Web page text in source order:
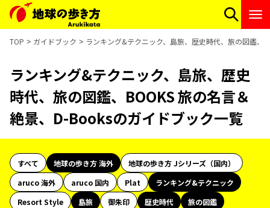
TOP ガイドブック ランキング&テクニック、島旅、歴史時代、旅の図鑑、
ランキング&テクニック、島旅、歴史
時代、旅の図鑑、BOOKS 旅の名言＆
絶景、D-Booksのガイドブック一覧
すべて 地球の歩き方 海外
地球の歩き方 Jシリーズ（国内）
aruco 海外
aruco 国内 Plat
ランキング&テクニック
Resort Style
島旅 御朱印 歴史時代
旅の図鑑